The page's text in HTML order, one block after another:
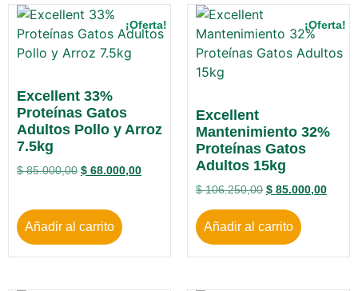
¡Oferta!
Excellent 33%
Proteínas Gatos
Adultos Pollo y Arroz
7.5kg
$85.000,00 $ 68.000,00
Añadir al carrito
¡Oferta!
Excellent
Mantenimiento 32%
Proteínas Gatos
Adultos 15kg
$106.250,00 $ 85.000,00
Añadir al carrito